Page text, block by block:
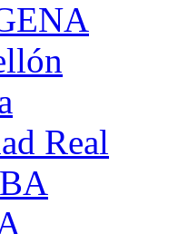
Real